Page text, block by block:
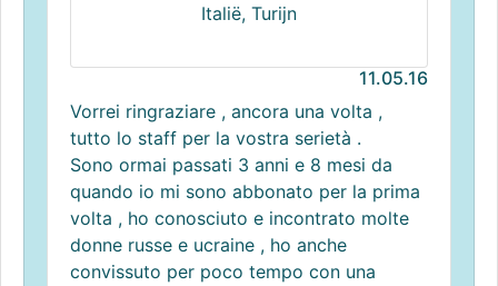
Italië, Turijn
11.05.16
Vorrei ringraziare , ancora una volta ,
tutto lo staff per la vostra serietà .
Sono ormai passati 3 anni e 8 mesi da
quando io mi sono abbonato per la prima
volta , ho conosciuto e incontrato molte
donne russe e ucraine , ho anche
convissuto per poco tempo con una